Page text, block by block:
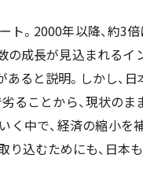
ト。 2000年以降、約3
の成長が見込まれる
ると説明。しかし、
ることから、現状の
く中で、経済の縮小
込むためにも、日本